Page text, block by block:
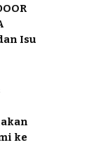
Isu
ke